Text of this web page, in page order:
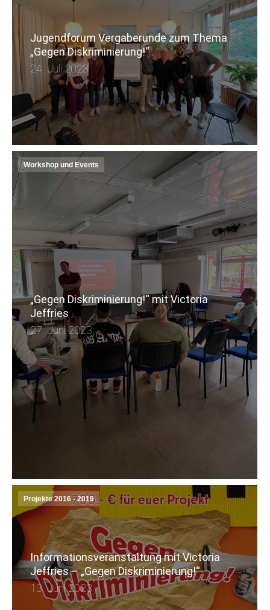
Jugendforum Vergaberunde zum Thema
„Gegen Diskriminierung!“
24. Juli 2023
Workshop und Events
„Gegen Diskriminierung!“ mit Victoria
Jeffries
27. Juni 2023
Projekte 2016 - 2019
Informationsveranstaltung mit Victoria
Jeffries – „Gegen Diskriminierung!“
13. Juni 2023